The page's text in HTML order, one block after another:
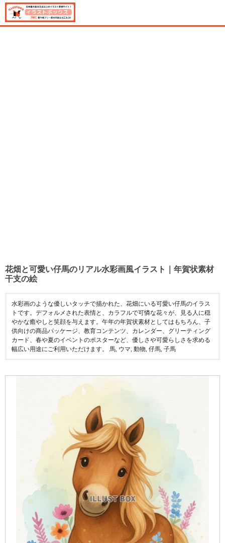
花畑と可愛い仔馬のリアル水彩画風イラスト｜年賀状素材
干支の絵
水彩画のような優しいタッチで描かれた、花畑にいる可愛い仔馬のイラス
トです。デフォルメされた表情と、カラフルで可憐な花々が、見る人に穏
やかな癒やしと笑顔を与えます。午年の年賀状素材としてはもちろん、子
供向けの商品パッケージ、教育コンテンツ、カレンダー、グリーティング
カード、春や夏のイベントのポスターなど、優しさや可愛らしさを求める
幅広い用途にご利用いただけます。 馬, ウマ, 動物, 仔馬, 子馬